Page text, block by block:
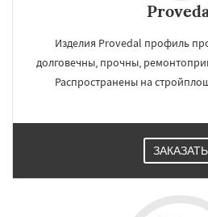
Изделия Provedal профиль
долговечны, прочны,
Распространены на
ЗАКАЗАТЬ